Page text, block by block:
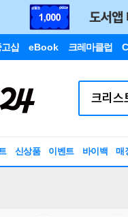
고샵 eBook 크레마클럽
신상품 이벤트 바이백 매